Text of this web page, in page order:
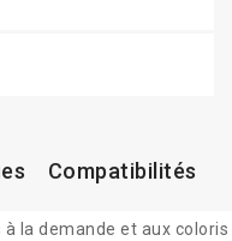
Compatibilités
la demande et aux coloris